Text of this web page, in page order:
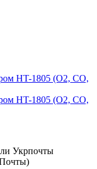
Укрпочты